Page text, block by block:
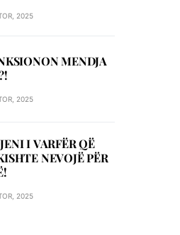
2025
MENDJA
2025
I VARFËR QË
NEVOJË PËR
2025